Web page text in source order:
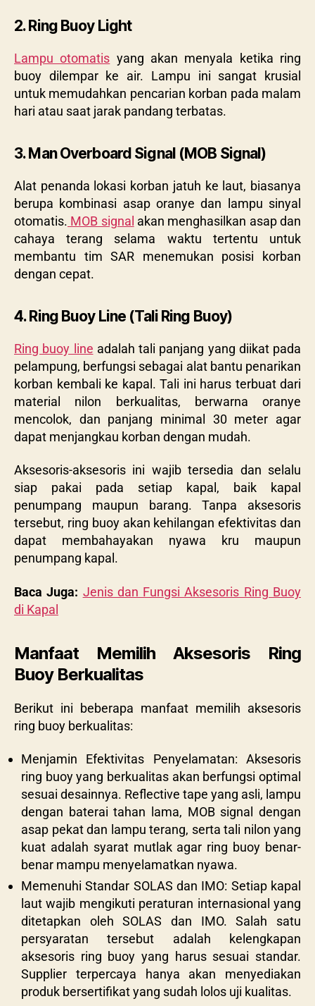
2. Ring Buoy Light
Lampu otomatis yang akan menyala ketika ring
buoy dilempar ke air. Lampu ini sangat krusial
untuk memudahkan pencarian korban pada malam
hari atau saat jarak pandang terbatas.
3. Man Overboard Signal (MOB Signal)
Alat penanda lokasi korban jatuh ke laut, biasanya
berupa kombinasi asap oranye dan lampu sinyal
otomatis. MOB signal akan menghasilkan asap dan
cahaya terang selama waktu tertentu untuk
membantu tim SAR menemukan posisi korban
dengan cepat.
4. Ring Buoy Line (Tali Ring Buoy)
Ring buoy line adalah tali panjang yang diikat pada
pelampung, berfungsi sebagai alat bantu penarikan
korban kembali ke kapal. Tali ini harus terbuat dari
material nilon berkualitas, berwarna oranye
mencolok, dan panjang minimal 30 meter agar
dapat menjangkau korban dengan mudah.
Aksesoris-aksesoris ini wajib tersedia dan selalu
siap pakai pada setiap kapal, baik kapal
penumpang maupun barang. Tanpa aksesoris
tersebut, ring buoy akan kehilangan efektivitas dan
dapat membahayakan nyawa kru maupun
penumpang kapal.
Baca Juga: Jenis dan Fungsi Aksesoris Ring Buoy
di Kapal
Manfaat Memilih Aksesoris Ring
Buoy Berkualitas
Berikut ini beberapa manfaat memilih aksesoris
ring buoy berkualitas:
Menjamin Efektivitas Penyelamatan: Aksesoris
ring buoy yang berkualitas akan berfungsi optimal
sesuai desainnya. Reflective tape yang asli, lampu
dengan baterai tahan lama, MOB signal dengan
asap pekat dan lampu terang, serta tali nilon yang
kuat adalah syarat mutlak agar ring buoy benar-
benar mampu menyelamatkan nyawa.
Memenuhi Standar SOLAS dan IMO: Setiap kapal
laut wajib mengikuti peraturan internasional yang
ditetapkan oleh SOLAS dan IMO. Salah satu
persyaratan tersebut adalah kelengkapan
aksesoris ring buoy yang harus sesuai standar.
Supplier terpercaya hanya akan menyediakan
produk bersertifikat yang sudah lolos uji kualitas.